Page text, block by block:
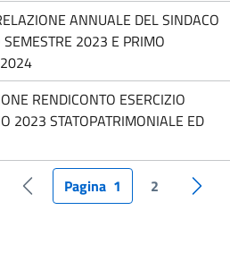
ANNUALE DEL SINDACO
2023 E PRIMO
RENDICONTO ESERCIZIO
2023 STATOPATRIMONIALE ED
Pagina precedente
Pagina 1 2